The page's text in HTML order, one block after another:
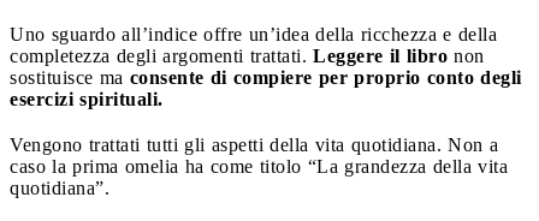
Uno sguardo all’indice offre un’idea della ricchezza e della
completezza degli argomenti trattati. Leggere il libro non
sostituisce ma consente di compiere per proprio conto degli
esercizi spirituali.
Vengono trattati tutti gli aspetti della vita quotidiana. Non a
caso la prima omelia ha come titolo “La grandezza della vita
quotidiana”.